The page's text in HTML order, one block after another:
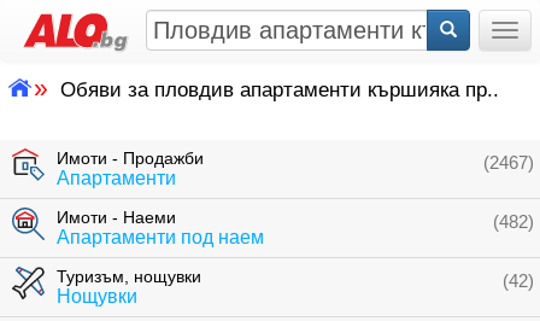
» Обяви за пловдив апартаменти кършияка пр..
(2467)
Имоти - Продажби
Апартаменти
(482)
Имоти - Наеми
Апартаменти под наем
(42)
Туризъм, нощувки
Нощувки